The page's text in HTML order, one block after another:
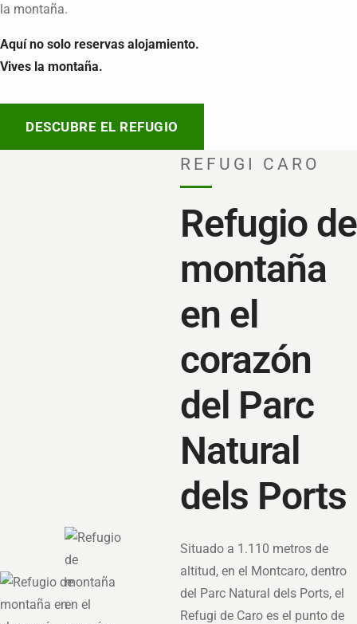
la montaña.
Aquí no solo reservas alojamiento.
Vives la montaña.
DESCUBRE EL REFUGIO
REFUGI CARO
Refugio de
montaña
en el
corazón
del Parc
Natural
dels Ports
Situado a 1.110 metros de
altitud, en el Montcaro, dentro
del Parc Natural dels Ports, el
Refugi de Caro es el punto de